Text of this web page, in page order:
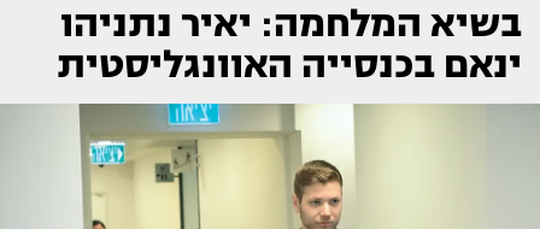
בשיא המלחמה: יאיר נתניהו
ינאם בכנסייה האוונגליסטית